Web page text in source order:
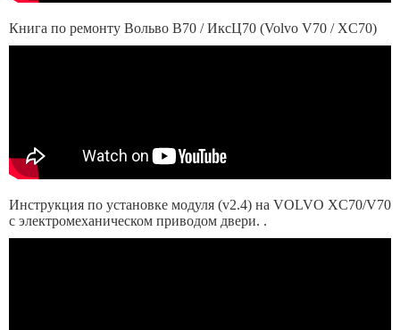
Книга по ремонту Вольво В70 / ИксЦ70 (Volvo V70 / XC70)
Инструкция по установке модуля (v2.4) на VOLVO XC70/V70
с электромеханическом приводом двери. .